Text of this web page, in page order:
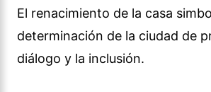
El renacimiento de la casa
determinación de la ciudad de
diálogo y la inclusión.